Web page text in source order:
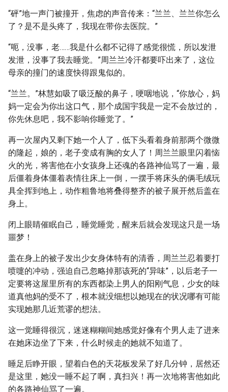
“砰”地一声门被撞开，焦虑的声音传来：“兰兰、兰兰你怎么
了？是不是头疼了，我现在带你去医院。”
“呃，没事，老……我是什么都不记得了感觉很慌，所以发泄
发泄，没事了我去睡觉。”周兰兰冷汗都要吓出来了，这位
母亲的撞门的速度快得跟鬼似的。
“兰兰。”林慧如吸了吸泛酸的鼻子，哽咽地说，“你放心，妈
妈一定会为你出这口气，那个成国宇我是一定不会放过的，
你先休息吧，我不影响你睡觉了。”
再一次屋内又剩下她一个人了，低下头看着身前那两个微微
的隆起，娘的，老子变成有胸的女人了！周兰兰眼里闪着恼
火的光，将害他在小女孩身上还魂的各路神仙骂了一遍，最
后僵着身体僵着表情往床上一倒，一摆手将床头的俩毛绒玩
具全挥到地上，动作粗鲁地将叠得整齐的被子展开然后盖在
身上。
闭上眼睛催眠自己，睡觉睡觉，醒来后就会发现这只是一场
噩梦！
盖在身上的被子发出少女身体特有的清香，周兰兰忍着要打
喷嚏的冲动，强迫自己忽略掉那该死的“异味”，以后老子一
定要将这屋里所有的东西都染上男人的阳刚气息，少女的味
道真他妈的受不了，根本就没细想以她现在的状况哪有可能
实现她那几近荒谬的想法。
这一觉睡得很沉，迷迷糊糊间她感觉好像有个男人走了进来
在她床边坐了下来，什么时候走的她就不知道了。
睡足后睁开眼，望着白色的天花板发呆了好几分钟，居然还
是这里，她没一睡不起了啊，真扫兴！再一次地将害他如此
的各路神仙骂了一遍。